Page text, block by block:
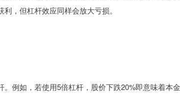
，但杠杆效应同样会放大亏损。
。例如，若使用5倍杠杆，股价下跌20%即意味着本